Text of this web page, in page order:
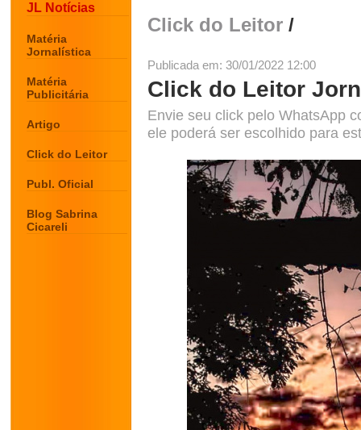
JL Notícias
Matéria
Jornalística
Matéria
Publicitária
Artigo
Click do Leitor
Publ. Oficial
Blog Sabrina
Cicareli
Click do Leitor /
Publicada em: 30/01/2022 12:00
Click do Leitor
Envie seu click pelo WhatsApp
ele poderá ser escolhido para